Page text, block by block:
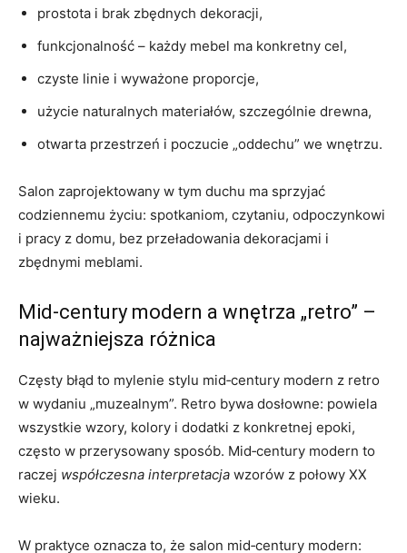
prostota i brak zbędnych dekoracji,
funkcjonalność – każdy mebel ma konkretny cel,
czyste linie i wyważone proporcje,
użycie naturalnych materiałów, szczególnie drewna,
otwarta przestrzeń i poczucie „oddechu” we wnętrzu.
Salon zaprojektowany w tym duchu ma sprzyjać
codziennemu życiu: spotkaniom, czytaniu, odpoczynkowi
i pracy z domu, bez przeładowania dekoracjami i
zbędnymi meblami.
Mid‑century modern a wnętrza „retro” –
najważniejsza różnica
Częsty błąd to mylenie stylu mid‑century modern z retro
w wydaniu „muzealnym”. Retro bywa dosłowne: powiela
wszystkie wzory, kolory i dodatki z konkretnej epoki,
często w przerysowany sposób. Mid‑century modern to
raczej współczesna interpretacja wzorów z połowy XX
wieku.
W praktyce oznacza to, że salon mid‑century modern: